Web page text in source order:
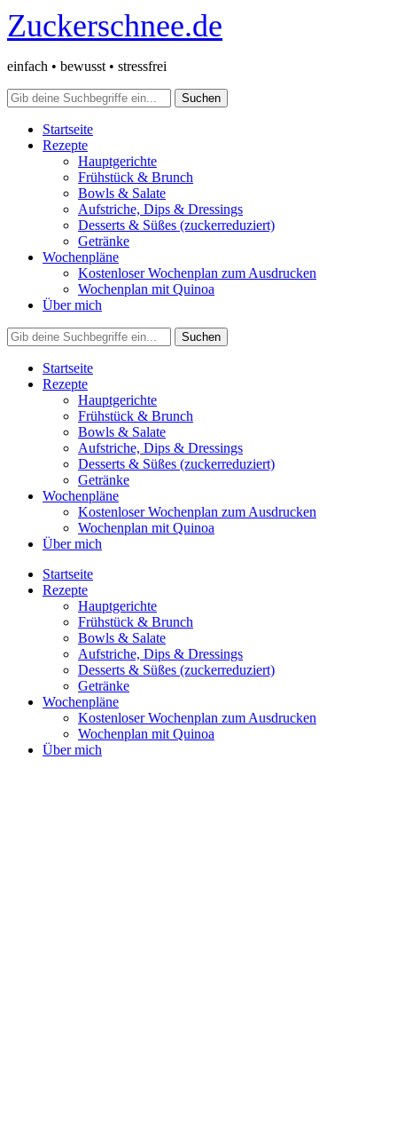
Zuckerschnee.de
einfach • bewusst • stressfrei
Startseite
Rezepte
Hauptgerichte
Frühstück & Brunch
Bowls & Salate
Aufstriche, Dips & Dressings
Desserts & Süßes (zuckerreduziert)
Getränke
Wochenpläne
Kostenloser Wochenplan zum Ausdrucken
Wochenplan mit Quinoa
Über mich
Startseite
Rezepte
Hauptgerichte
Frühstück & Brunch
Bowls & Salate
Aufstriche, Dips & Dressings
Desserts & Süßes (zuckerreduziert)
Getränke
Wochenpläne
Kostenloser Wochenplan zum Ausdrucken
Wochenplan mit Quinoa
Über mich
Startseite
Rezepte
Hauptgerichte
Frühstück & Brunch
Bowls & Salate
Aufstriche, Dips & Dressings
Desserts & Süßes (zuckerreduziert)
Getränke
Wochenpläne
Kostenloser Wochenplan zum Ausdrucken
Wochenplan mit Quinoa
Über mich